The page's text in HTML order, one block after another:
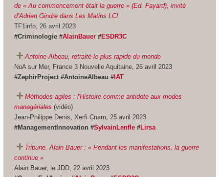
de « Au commencement était la guerre » (Ed. Fayard), invité
d’Adrien Gindre dans Les Matins LCI
TF1info, 26 avril 2023
#Criminologie #AlainBauer#ESDR3C
Antoine Albeau, retraité le plus rapide du monde
NoA sur Mer, France 3 Nouvelle Aquitaine, 26 avril 2023
#ZephirProject #AntoineAlbeau #IAT
Méthodes agiles : l'Histoire comme antidote aux modes
managériales (vidéo)
Jean-Philippe Denis, Xerfi Cnam, 25 avril 2023
#ManagementInnovation #SylvainLenfle #Lirsa
Tribune. Alain Bauer : « Pendant les manifestations, la guerre
continue »
Alain Bauer, le JDD, 22 avril 2023